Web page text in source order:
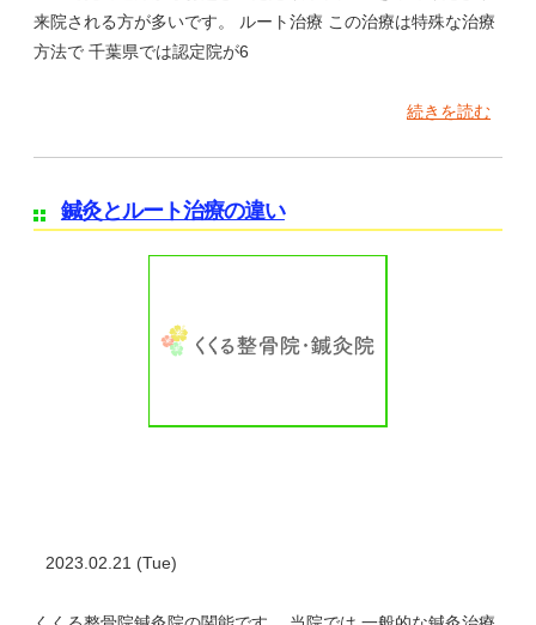
来院される方が多いです。 ルート治療 この治療は特殊な治療
方法で 千葉県では認定院が6
続きを読む
鍼灸とルート治療の違い
2023.02.21 (Tue)